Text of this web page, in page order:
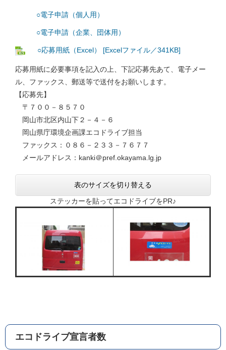
○電子申請（個人用）
○電子申請（企業、団体用）
○応募用紙（Excel） [Excelファイル／341KB]
応募用紙に必要事項を記入の上、下記応募先あて、電子メー
ル、ファックス、郵送等で送付をお願いします。
【応募先】
〒７００－８５７０
岡山市北区内山下２－４－６
岡山県庁環境企画課エコドライブ担当
ファックス：０８６－２３３－７６７７
メールアドレス：kanki＠pref.okayama.lg.jp
表のサイズを切り替える
ステッカーを貼ってエコドライブをPR♪
エコドライブ宣言者数